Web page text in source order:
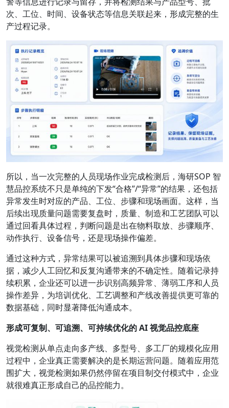
次、工位、时间、设备状态等信息关联起来，形成完整的生
产过程记录。
所以，当一次完整的人员现场作业完成检测后，海研SOP 智
慧品控系统不只是单纯的下发“合格”/“异常”的结果，还包括
异常发生时对应的产品、工位、步骤和现场画面。这样，当
后续出现质量问题需要复盘时，质量、制造和工艺团队可以
通过回看具体过程，判断问题是出在物料取放、步骤顺序、
动作执行、设备信号，还是现场操作偏差。
通过这种方式，异常结果可以被追溯到具体步骤和现场依
据，减少人工回忆和反复沟通带来的不确定性。随着记录持
续积累，企业还可以进一步识别高频异常、薄弱工序和人员
操作差异，为培训优化、工艺调整和产线改善提供更可靠的
数据基础，同时显著降低沟通成本。
形成可复制、可追溯、可持续优化的 AI 视觉品控底座
视觉检测从单点走向多产线、多型号、多工厂的规模化应用
过程中，企业真正需要解决的是长期运营问题。随着应用范
围扩大，视觉检测如果仍然停留在项目制交付模式中，企业
就很难真正形成自己的品控能力。